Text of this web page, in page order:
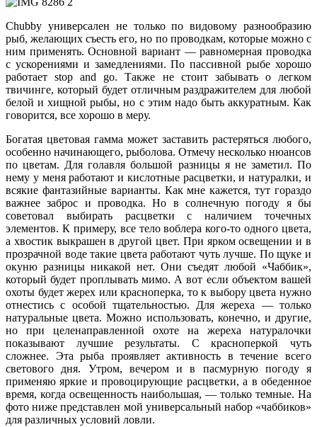
Chubby универсален не только по видовому разнообразию
рыб, желающих съесть его, но по проводкам, которые можно с
ним применять. Основной вариант — равномерная проводка
с ускорениями и замедлениями. По пассивной рыбе хорошо
работает stop and go. Также не стоит забывать о легком
твичинге, который будет отличным раздражителем для любой
белой и хищной рыбы, но с этим надо быть аккуратным. Как
говорится, все хорошо в меру.
Богатая цветовая гамма может заставить растеряться любого,
особенно начинающего, рыболова. Отмечу несколько нюансов
по цветам. Для голавля большой разницы я не заметил. По
нему у меня работают и кислотные расцветки, и натуралки, и
всякие фантазийные варианты. Как мне кажется, тут гораздо
важнее заброс и проводка. Но в солнечную погоду я бы
советовал выбирать расцветки с наличием точечных
элементов. К примеру, все тело воблера кого-то одного цвета,
а хвостик выкрашен в другой цвет. При ярком освещении и в
прозрачной воде такие цвета работают чуть лучше. По щуке и
окуню разницы никакой нет. Они съедят любой «Чаббик»,
который будет проплывать мимо. А вот если объектом вашей
охоты будет жерех или красноперка, то к выбору цвета нужно
отнестись с особой тщательностью. Для жереха — только
натуральные цвета. Можно использовать, конечно, и другие,
но при целенаправленной охоте на жереха натуралочки
показывают лучшие результаты. С красноперкой чуть
сложнее. Эта рыба проявляет активность в течение всего
светового дня. Утром, вечером и в пасмурную погоду я
применяю яркие и провоцирующие расцветки, а в обеденное
время, когда освещенность наибольшая, — только темные. На
фото ниже представлен мой универсальный набор «чаббиков»
для различных условий ловли.